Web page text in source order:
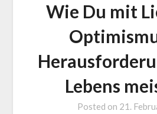
Wie Du mit
Lebens
Posted on 21.